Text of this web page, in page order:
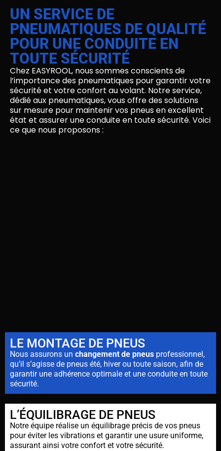
UN SERVICE DE
PNEUMATIQUES DE QUALITÉ
POUR UNE CONDUITE EN
TOUTE SÉCURITÉ
Chez EASYROOL, nous sommes conscients de
l’importance des pneumatiques pour garantir votre
sécurité et votre confort au volant. Notre service,
dédié aux pneumatiques, vous offre des solutions
sur mesure pour maintenir vos pneus en excellent
état et assurer une conduite en toute sécurité. Voici
ce que nous proposons :
LE MONTAGE DE PNEUS
Nous assurons un changement de pneus professionnel,
qu’il s’agisse de pneus été, hiver ou toute saison, afin de
garantir une adhérence optimale et une conduite en toute
sécurité.
L’ÉQUILIBRAGE DE PNEUS
Notre équipe réalise un équilibrage précis de vos pneus
pour éviter les vibrations et garantir une usure uniforme,
assurant ainsi votre confort et votre sécurité.